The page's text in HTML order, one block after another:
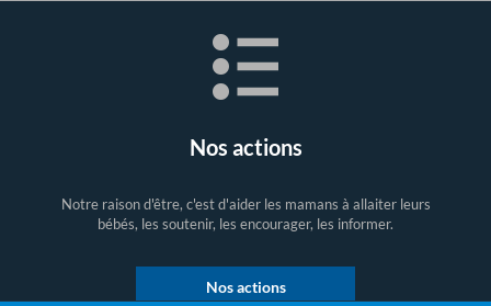
Nos actions
Notre raison d'être, c'est d'aider les mamans à allaiter leurs
bébés, les soutenir, les encourager, les informer.
Nos actions